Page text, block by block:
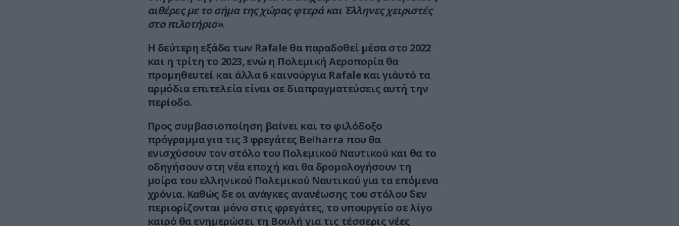
αιθέρες με το σήμα της χώρας φτερά και Έλληνες χειριστές
στο πιλοτήριο».
Η δεύτερη εξάδα των Rafale θα παραδοθεί μέσα στο 2022
και η τρίτη το 2023, ενώ η Πολεμική Αεροπορία θα
προμηθευτεί και άλλα 6 καινούργια Rafale και γι΄αυτό τα
αρμόδια επιτελεία είναι σε διαπραγματεύσεις αυτή την
περίοδο.
Προς συμβασιοποίηση βαίνει και το φιλόδοξο
πρόγραμμα για τις 3 φρεγάτες Belharra που θα
ενισχύσουν τον στόλο του Πολεμικού Ναυτικού και θα το
οδηγήσουν στη νέα εποχή και θα δρομολογήσουν τη
μοίρα του ελληνικού Πολεμικού Ναυτικού για τα επόμενα
χρόνια. Καθώς δε οι ανάγκες ανανέωσης του στόλου δεν
περιορίζονται μόνο στις φρεγάτες, το υπουργείο σε λίγο
καιρό θα ενημερώσει τη Βουλή για τις τέσσερις νέες